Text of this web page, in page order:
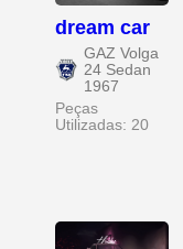
dream car
GAZ Volga
24 Sedan
1967
Peças
Utilizadas: 20